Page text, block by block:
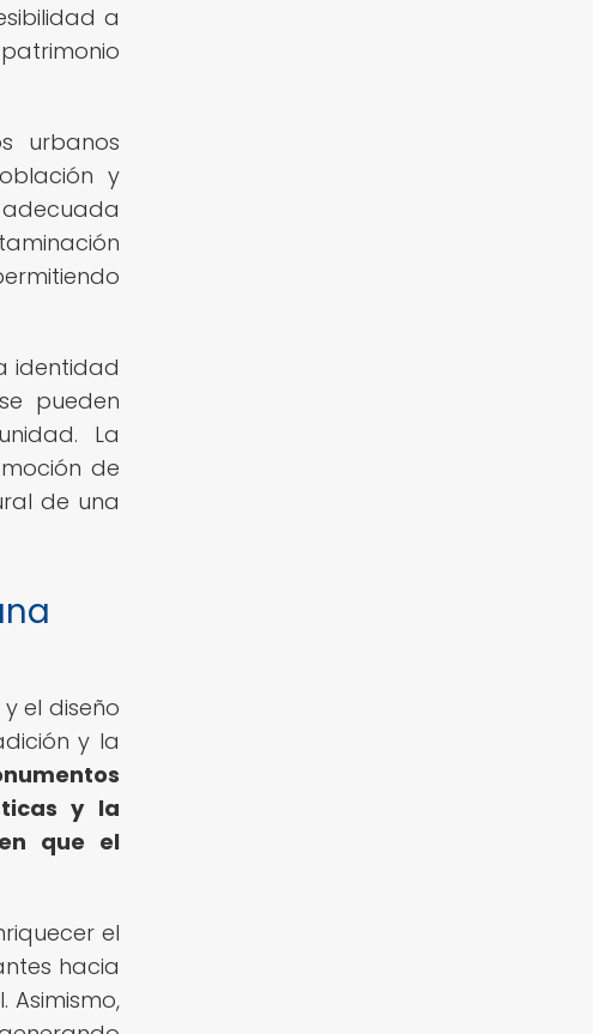
a
urbanos
y
identidad
pueden
La
de
de una
el diseño
y la
y la
que el
el
hacia